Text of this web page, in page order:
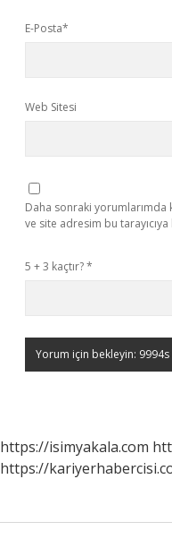
E-Posta*
Web Sitesi
Daha sonraki yorumlarımda
ve site adresim bu
5 + 3 kaçtır?*
https://isimyakala.com
https://